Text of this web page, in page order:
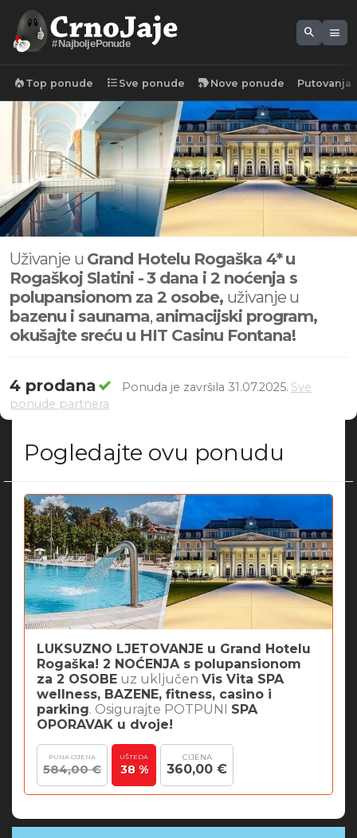
#NajboljePonude
search menu
local_fire_department Top ponude format_list_bulleted Sve ponude new_label Nove ponude Putovanja
Uživanje u Grand Hotelu Rogaška 4* u
Rogaškoj Slatini -3 dana i 2 noćenja s
polupansionom za 2 osobe, uživanje u
bazenu i saunama, animacijski program,
okušajte sreću u HIT Casinu Fontana!
4 prodana Ponuda je završila 31.07.2025. Sve
ponude partnera
Pogledajte ovu ponudu
LUKSUZNO LJETOVANJE u Grand Hotelu
Rogaška! 2 NOĆENJA s polupansionom
za 2 OSOBE uz uključen Vis Vita SPA
wellness, BAZENE, fitness, casino i
parking. Osigurajte POTPUNI SPA
OPORAVAK u dvoje!
PUNA CIJENA
584,00 €
UŠTEDA
38 %
CIJENA
360,00 €